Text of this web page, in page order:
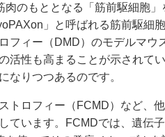
肉のもととなる「筋前駆細胞
」と呼ばれる筋前駆細
フィー（DMD）のモデルマ
活性も高まることが示されて
なりつつあるのです。
トロフィー（FCMD）など、
ています。FCMDでは、遺伝